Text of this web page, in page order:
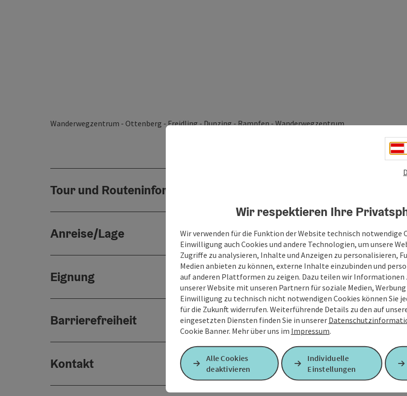
Wanderwegzentrum - Ottenberg - Freidling - Dunzing - Rampfen - Wanderwegzentrum
Tour und Routeninformationen
Anreise/Lage
Eignung
Barrierefreiheit
Kontakt
Wir respektieren Ihre
Wir verwenden für die Funktion der Website technisch notwendige
Einwilligung auch Cookies und andere Technologien, um unsere
Zugriffe zu analysieren, Inhalte und Anzeigen zu personalisieren,
Medien anbieten zu können, externe Inhalte einzubinden und
auf anderen Plattformen zu zeigen. Dazu teilen wir Informationen
unserer Website mit unseren Partnern für soziale Medien, Werbung
Einwilligung zu technisch nicht notwendigen Cookies können Sie
für die Zukunft widerrufen. Weiterführende Details zu den auf
eingesetzten Diensten finden Sie in unserer
Cookie Banner. Mehr über uns im Impressum.
Alle Cookies
deaktivieren
Individuelle
Einstellungen